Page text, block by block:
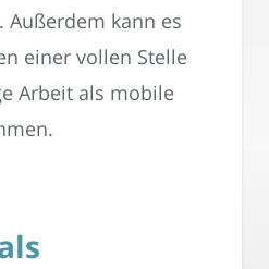
Außerdem kann es
einer vollen Stelle
Arbeit als mobile